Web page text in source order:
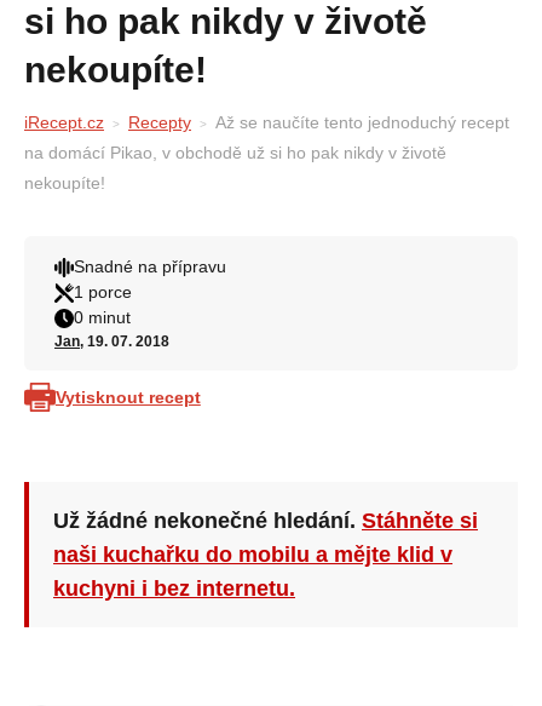
si ho pak nikdy v životě
nekoupíte!
iRecept.cz Recepty
Až se naučíte tento jednoduchý recept
na domácí Pikao, v obchodě už si ho pak nikdy v životě
nekoupíte!
Snadné na přípravu
1 porce
0 minut
Jan, 19. 07. 2018
Vytisknout recept
Už žádné nekonečné hledání. Stáhněte si
naši kuchařku do mobilu a mějte klid v
kuchyni i bez internetu.